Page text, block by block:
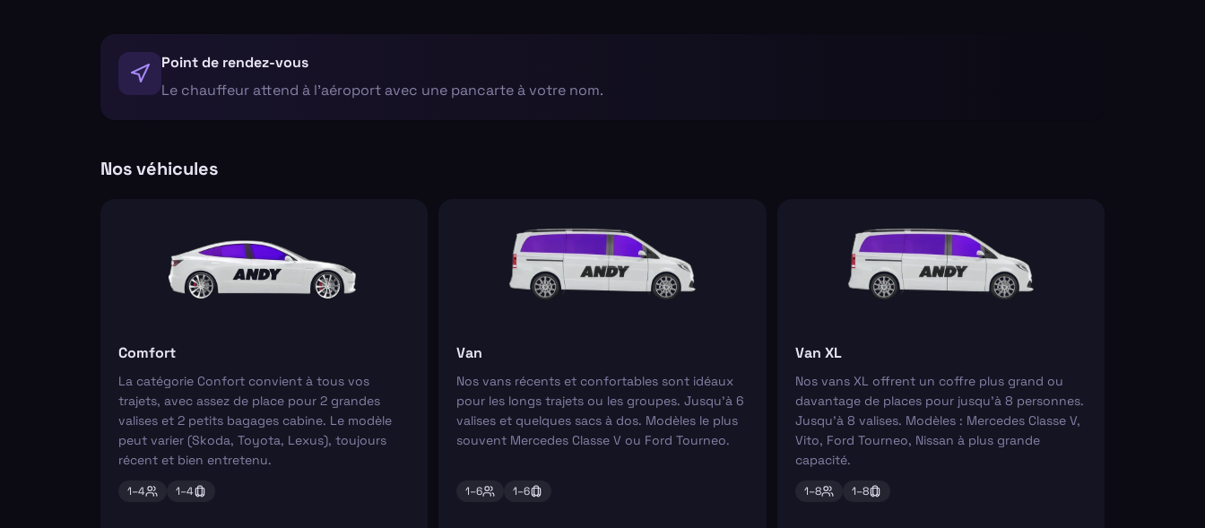
Point de rendez-vous
Le chauffeur attend à l'aéroport avec une pancarte à votre nom.
Nos véhicules
Comfort
La catégorie Confort convient à tous vos
trajets, avec assez de place pour 2 grandes
valises et 2 petits bagages cabine. Le modèle
peut varier (Skoda, Toyota, Lexus), toujours
récent et bien entretenu.
1–4 1–4
Van
Nos vans récents et confortables sont idéaux
pour les longs trajets ou les groupes. Jusqu'à 6
valises et quelques sacs à dos. Modèles le plus
souvent Mercedes Classe V ou Ford Tourneo.
1–6 1–6
Van XL
Nos vans XL offrent un coffre plus grand ou
davantage de places pour jusqu'à 8 personnes.
Jusqu'à 8 valises. Modèles : Mercedes Classe V,
Vito, Ford Tourneo, Nissan à plus grande
capacité.
1–8 1–8